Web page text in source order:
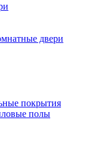
двери
покрытия
полы